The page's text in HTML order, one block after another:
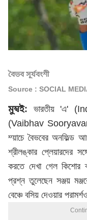
বৈভব সূর্যবংশী
Source : SOCIAL
মুম্বই: ভারতীয় 'এ'
(Vaibhav
ম্য়াচে বৈভবের অনফিল্ড
শ্রীলঙ্কার প্লেয়ারদের
করতে দেখা গেল কিশোর
প্রশ্ন তুলেছেন সঞ্জয়
বেঞ্চে বসিয় দেওয়ার